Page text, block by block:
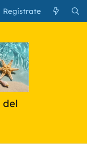
Regístrate
del